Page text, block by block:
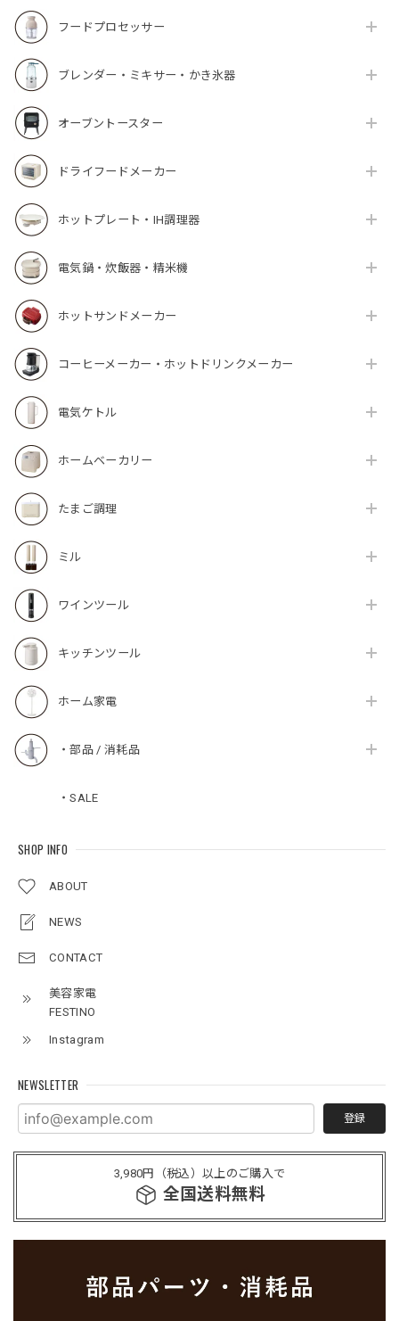
フードプロセッサー
ブレンダー・ミキサー・かき氷器
オーブントースター
ドライフードメーカー
ホットプレート・IH調理器
電気鍋・炊飯器・精米機
ホットサンドメーカー
コーヒーメーカー・ホットドリンクメーカー
電気ケトル
ホームベーカリー
たまご調理
ミル
ワインツール
キッチンツール
ホーム家電
・部品 / 消耗品
・SALE
SHOP INFO
ABOUT
NEWS
CONTACT
美容家電
FESTINO
Instagram
NEWSLETTER
登録
3,980円（税込）以上のご購入で
全国送料無料